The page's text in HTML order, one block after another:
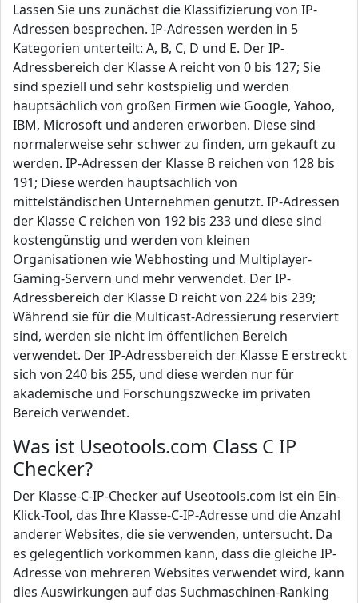
Lassen Sie uns zunächst die Klassifizierung von IP-
Adressen besprechen. IP-Adressen werden in 5
Kategorien unterteilt: A, B, C, D und E. Der IP-
Adressbereich der Klasse A reicht von 0 bis 127; Sie
sind speziell und sehr kostspielig und werden
hauptsächlich von großen Firmen wie Google, Yahoo,
IBM, Microsoft und anderen erworben. Diese sind
normalerweise sehr schwer zu finden, um gekauft zu
werden. IP-Adressen der Klasse B reichen von 128 bis
191; Diese werden hauptsächlich von
mittelständischen Unternehmen genutzt. IP-Adressen
der Klasse C reichen von 192 bis 233 und diese sind
kostengünstig und werden von kleinen
Organisationen wie Webhosting und Multiplayer-
Gaming-Servern und mehr verwendet. Der IP-
Adressbereich der Klasse D reicht von 224 bis 239;
Während sie für die Multicast-Adressierung reserviert
sind, werden sie nicht im öffentlichen Bereich
verwendet. Der IP-Adressbereich der Klasse E erstreckt
sich von 240 bis 255, und diese werden nur für
akademische und Forschungszwecke im privaten
Bereich verwendet.
Was ist Useotools.com Class C IP
Checker?
Der Klasse-C-IP-Checker auf Useotools.com ist ein Ein-
Klick-Tool, das Ihre Klasse-C-IP-Adresse und die Anzahl
anderer Websites, die sie verwenden, untersucht. Da
es gelegentlich vorkommen kann, dass die gleiche IP-
Adresse von mehreren Websites verwendet wird, kann
dies Auswirkungen auf das Suchmaschinen-Ranking